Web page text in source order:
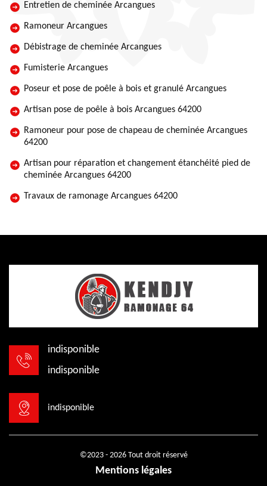
Entretien de cheminée Arcangues
Ramoneur Arcangues
Débistrage de cheminée Arcangues
Fumisterie Arcangues
Poseur et pose de poêle à bois et granulé Arcangues
Artisan pose de poêle à bois Arcangues 64200
Ramoneur pour pose de chapeau de cheminée Arcangues
64200
Artisan pour réparation et changement étanchéité pied de
cheminée Arcangues 64200
Travaux de ramonage Arcangues 64200
indisponible
indisponible
indisponible
©2023 - 2026 Tout droit réservé
Mentions légales